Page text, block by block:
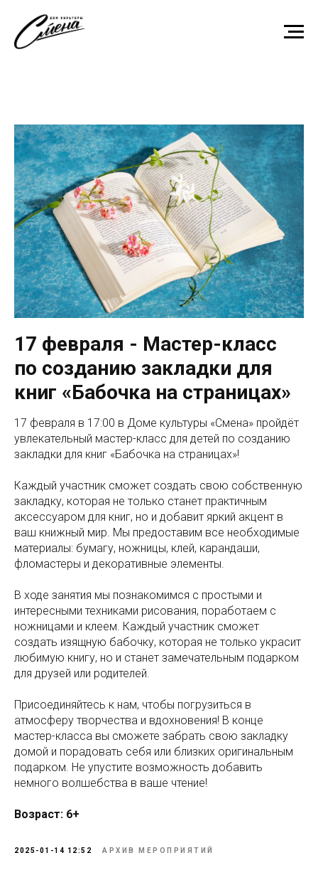
17 февраля - Мастер-класс
по созданию закладки для
книг «Бабочка на страницах»
17 февраля в 17:00 в Доме культуры «Смена» пройдёт
увлекательный мастер-класс для детей по созданию
закладки для книг «Бабочка на страницах»!
Каждый участник сможет создать свою собственную
закладку, которая не только станет практичным
аксессуаром для книг, но и добавит яркий акцент в
ваш книжный мир. Мы предоставим все необходимые
материалы: бумагу, ножницы, клей, карандаши,
фломастеры и декоративные элементы.
В ходе занятия мы познакомимся с простыми и
интересными техниками рисования, поработаем с
ножницами и клеем. Каждый участник сможет
создать изящную бабочку, которая не только украсит
любимую книгу, но и станет замечательным подарком
для друзей или родителей.
Присоединяйтесь к нам, чтобы погрузиться в
атмосферу творчества и вдохновения! В конце
мастер-класса вы сможете забрать свою закладку
домой и порадовать себя или близких оригинальным
подарком. Не упустите возможность добавить
немного волшебства в ваше чтение!
Возраст: 6+
2025-01-14 12:52 АРХИВ МЕРОПРИЯТИЙ